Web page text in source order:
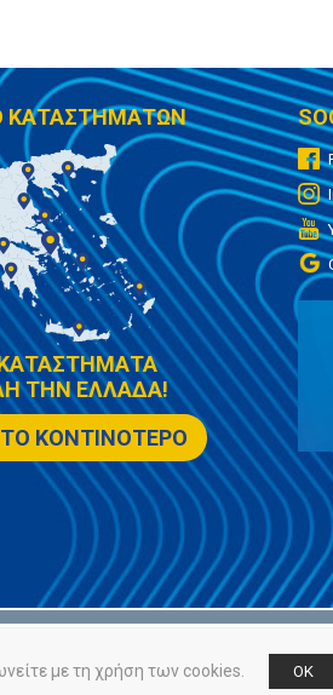
ΚΑΤΑΣΤΗΜΑΤΩΝ
ΤΗΝ ΕΛΛΑΔΑ!
ΤΟ ΚΟΝΤΙΝΟΤΕΡΟ
με τη χρήση των cookies. OK